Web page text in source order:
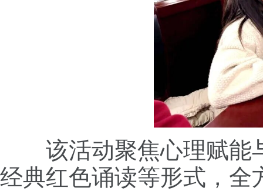
该活动聚焦心理赋能
经典红色诵读等形式，全